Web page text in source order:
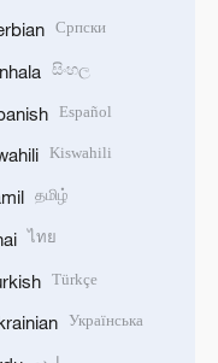
Српски
සිංහල
Español
Kiswahili
தமிழ்
ไทย
Türkçe
Українська